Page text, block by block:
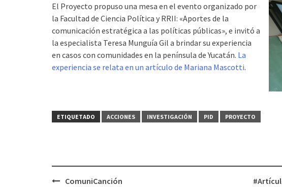
El Proyecto propuso una mesa en el evento organizado por
la Facultad de Ciencia Política y RRII: «Aportes de la
comunicación estratégica a las políticas públicas», e invitó a
la especialista Teresa Munguía Gil a brindar su experiencia
en casos con comunidades en la península de Yucatán. La
experiencia se relata en un artículo de Mariana Mascotti.
ETIQUETADO ACCIONES INVESTIGACIÓN PID PROYECTO
Navegación
ComuniCanción